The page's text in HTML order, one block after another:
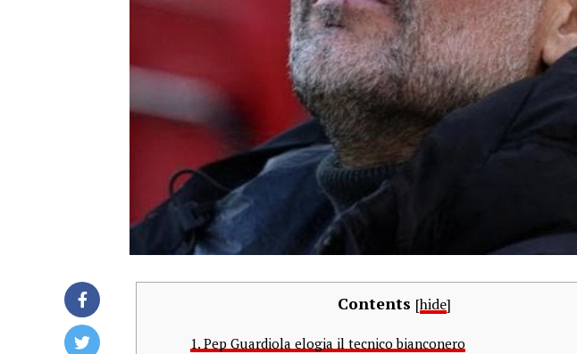
Contents [hide]
1. Pep Guardiola elogia il tecnico bianconero